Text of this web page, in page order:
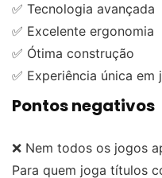
✅ Tecnologia avançada
✅ Excelente ergonomia
✅ Ótima construção
✅ Experiência única
Pontos negativos
❌ Nem todos os jogos
Para quem joga títulos